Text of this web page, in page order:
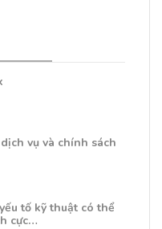
vụ và chính sách
tố kỹ thuật có thể
cực…